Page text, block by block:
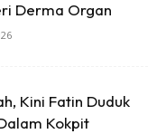
Derma Organ
Kini Fatin Duduk
Kokpit